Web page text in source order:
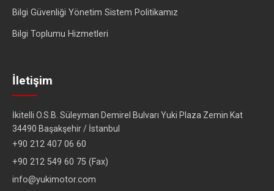
Bilgi Güvenliği Yönetim Sistem Politikamız
Bilgi Toplumu Hizmetleri
İletişim
İkitelli O.S.B. Süleyman Demirel Bulvarı Yuki Plaza Zemin Kat
34490 Başakşehir / İstanbul
+90 212 407 06 60
+90 212 549 60 75 (Fax)
info@yukimotor.com